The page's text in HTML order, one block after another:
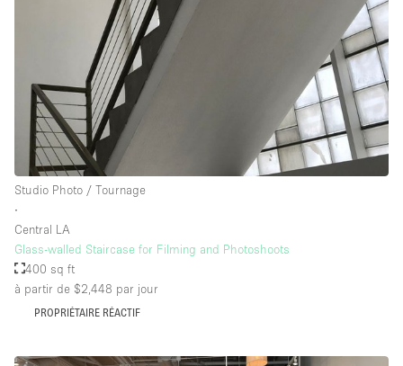
Studio Photo / Tournage
∙
Central LA
Glass-walled Staircase for Filming and Photoshoots
400 sq ft
à partir de $2,448 par jour
PROPRIÉTAIRE RÉACTIF